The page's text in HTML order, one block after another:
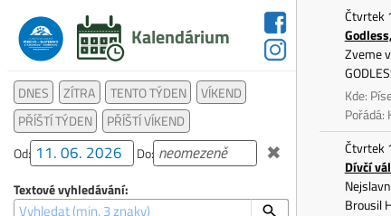
Kalendárium
DNES ZÍTRA TENTO TÝDEN
VÍKEND
PŘÍŠTÍ TÝDEN
PŘÍŠTÍ VÍKEND
Od:
Do: ✖
Textové vyhledávání:
Čtvrtek
Zveme
Kde:
Pořádá:
Čtvrtek
Dívčí
Brousil